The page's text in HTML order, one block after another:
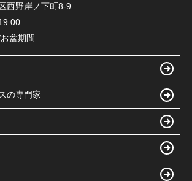
西野岸ノ下町8-9
盆期間
の専門家